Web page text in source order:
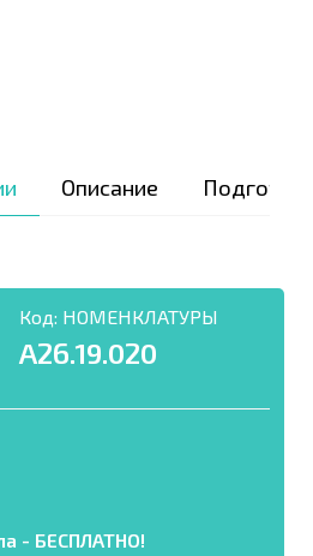
Описание
Код: НОМЕНКЛАТУРЫ
A26.19.020
- БЕСПЛАТНО!